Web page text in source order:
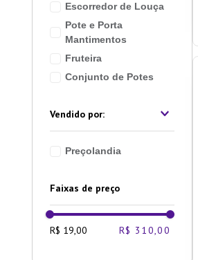
Escorredor de Louça
Pote e Porta
Mantimentos
Fruteira
Conjunto de Potes
Preçolandia
Faixas de preço
R$ 19,00 R$ 310,00